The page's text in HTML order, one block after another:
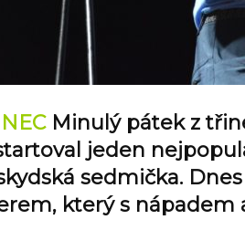
Minulý pátek z
jeden
sedmička.
který s nápadem